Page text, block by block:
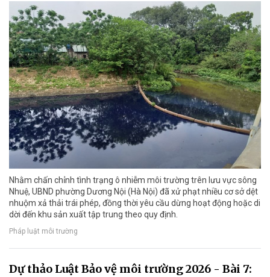
Nhằm chấn chỉnh tình trạng ô nhiễm môi trường trên lưu vực sông
Nhuệ, UBND phường Dương Nội (Hà Nội) đã xử phạt nhiều cơ sở dệt
nhuộm xả thải trái phép, đồng thời yêu cầu dừng hoạt động hoặc di
dời đến khu sản xuất tập trung theo quy định.
Pháp luật môi trường
Dự thảo Luật Bảo vệ môi trường 2026 - Bài 7: